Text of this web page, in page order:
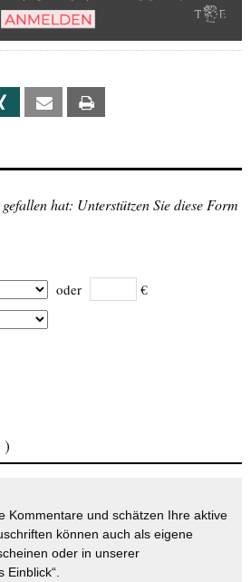
Xing Email
hat: Unterstützen Sie diese Form
oder €
)
Kommentare und schätzen Ihre aktive
können auch als eigene
oder in unserer
Einblick“.